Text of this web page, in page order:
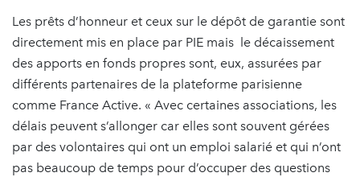
Les prêts d’honneur et ceux sur le dépôt de garantie sont
directement mis en place par PIE mais le décaissement
des apports en fonds propres sont, eux, assurées par
différents partenaires de la plateforme parisienne
comme France Active. « Avec certaines associations, les
délais peuvent s’allonger car elles sont souvent gérées
par des volontaires qui ont un emploi salarié et qui n’ont
pas beaucoup de temps pour d’occuper des questions